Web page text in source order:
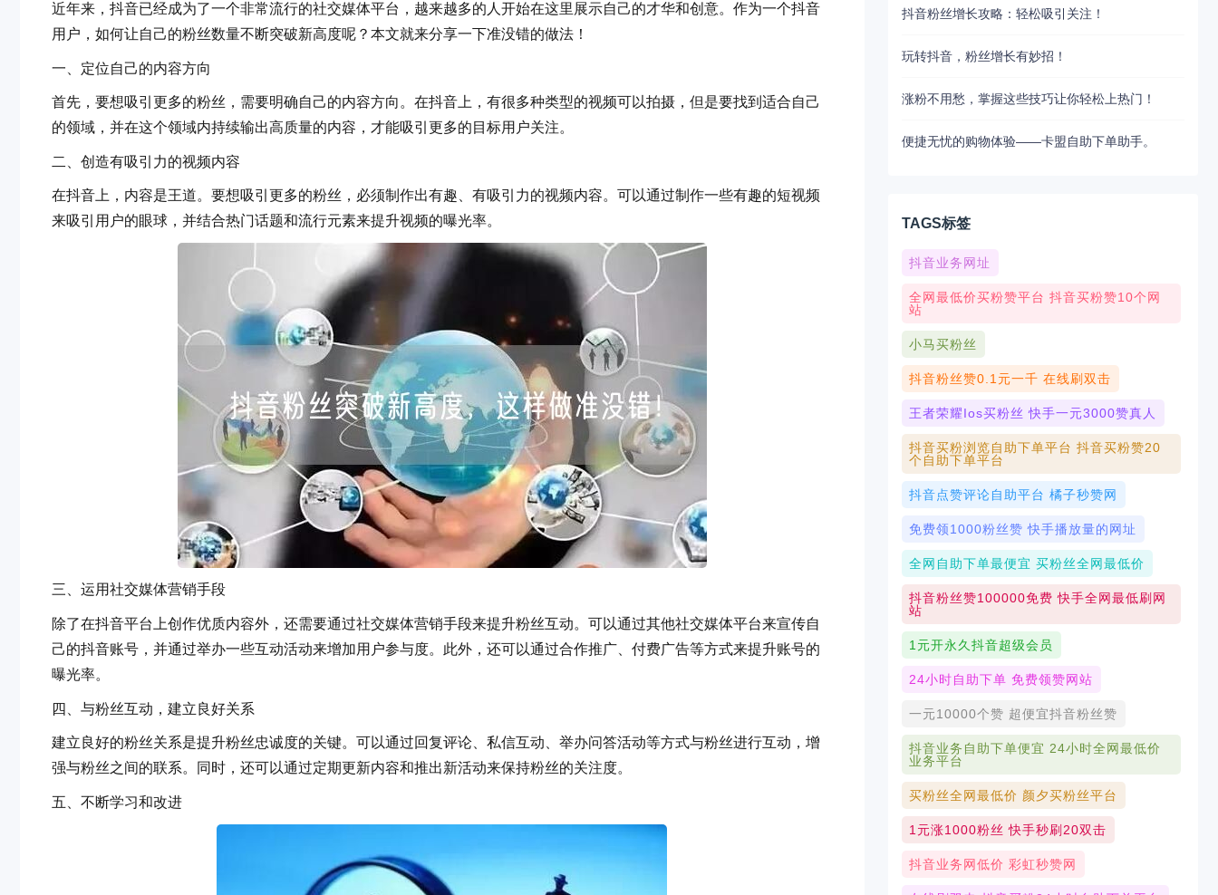
近年来，抖音已经成为了一个非常流行的社交媒体平台，越来越多的人开始在这里展示自己的才华和创意。作为一个抖音
用户，如何让自己的粉丝数量不断突破新高度呢？本文就来分享一下准没错的做法！
一、定位自己的内容方向
首先，要想吸引更多的粉丝，需要明确自己的内容方向。在抖音上，有很多种类型的视频可以拍摄，但是要找到适合自己
的领域，并在这个领域内持续输出高质量的内容，才能吸引更多的目标用户关注。
二、创造有吸引力的视频内容
在抖音上，内容是王道。要想吸引更多的粉丝，必须制作出有趣、有吸引力的视频内容。可以通过制作一些有趣的短视频
来吸引用户的眼球，并结合热门话题和流行元素来提升视频的曝光率。
三、运用社交媒体营销手段
除了在抖音平台上创作优质内容外，还需要通过社交媒体营销手段来提升粉丝互动。可以通过其他社交媒体平台来宣传自
己的抖音账号，并通过举办一些互动活动来增加用户参与度。此外，还可以通过合作推广、付费广告等方式来提升账号的
曝光率。
四、与粉丝互动，建立良好关系
建立良好的粉丝关系是提升粉丝忠诚度的关键。可以通过回复评论、私信互动、举办问答活动等方式与粉丝进行互动，增
强与粉丝之间的联系。同时，还可以通过定期更新内容和推出新活动来保持粉丝的关注度。
五、不断学习和改进
抖音粉丝增长攻略：轻松吸引关注！
玩转抖音，粉丝增长有妙招！
涨粉不用愁，掌握这些技巧让你轻松上热门！
便捷无忧的购物体验——卡盟自助下单助手。
TAGS标签
抖音业务网址
全网最低价买粉赞平台 抖音买粉赞10个网
站
小马买粉丝
抖音粉丝赞0.1元一千 在线刷双击
王者荣耀ios买粉丝 快手一元3000赞真人
抖音买粉浏览自助下单平台 抖音买粉赞20
个自助下单平台
抖音点赞评论自助平台 橘子秒赞网
免费领1000粉丝赞 快手播放量的网址
全网自助下单最便宜 买粉丝全网最低价
抖音粉丝赞100000免费 快手全网最低刷网
站
1元开永久抖音超级会员
24小时自助下单 免费领赞网站
一元10000个赞 超便宜抖音粉丝赞
抖音业务自助下单便宜 24小时全网最低价
业务平台
买粉丝全网最低价 颜夕买粉丝平台
1元涨1000粉丝 快手秒刷20双击
抖音业务网低价 彩虹秒赞网